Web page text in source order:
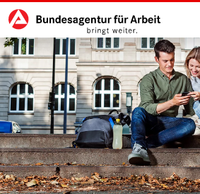
zu den Hauptinhalten springen
Hauptnavigation